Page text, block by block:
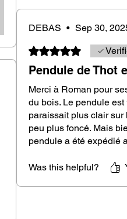
in genuine
vibrations
tool,
DEBAS • Sep 30,
Rated 5 out of 5 stars.
Pendule de Thot
Merci à Roman pour
du bois. Le pendule
paraissait plus clair sur
peu plus foncé. Mais
pendule a été expédié
bois magnifique. J'ai
Was this helpful?